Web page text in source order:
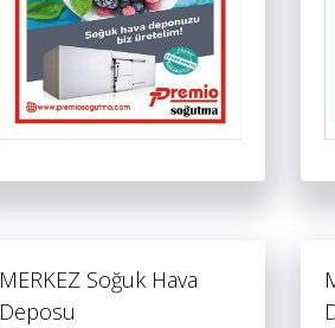
MERKEZ Soğuk Hava
Deposu